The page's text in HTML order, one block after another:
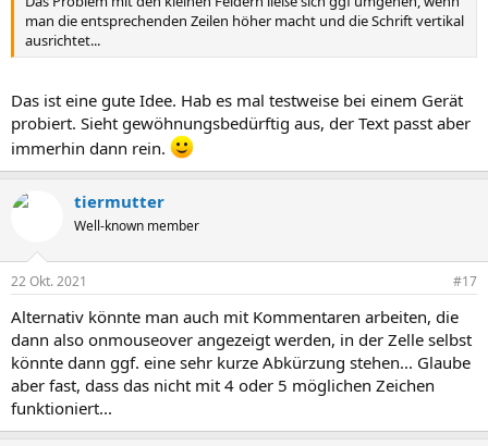
man die entsprechenden Zeilen höher macht und die Schrift vertikal
ausrichtet...
Das ist eine gute Idee. Hab es mal testweise bei einem Gerät
probiert. Sieht gewöhnungsbedürftig aus, der Text passt aber
immerhin dann rein.
tiermutter
Well-known member
22 Okt. 2021 #17
Alternativ könnte man auch mit Kommentaren arbeiten, die
dann also onmouseover angezeigt werden, in der Zelle selbst
könnte dann ggf. eine sehr kurze Abkürzung stehen... Glaube
aber fast, dass das nicht mit 4 oder 5 möglichen Zeichen
funktioniert...